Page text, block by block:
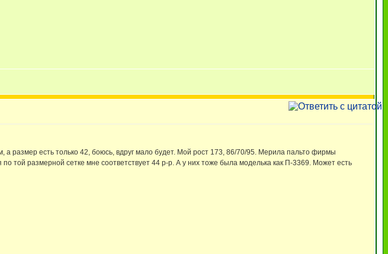
размер есть только 42, боюсь, вдруг мало будет. Мой рост 173, 86/70/95. Мерила пальто фирмы
той размерной сетке мне соответствует 44 р-р. А у них тоже была моделька как П-3369. Может есть